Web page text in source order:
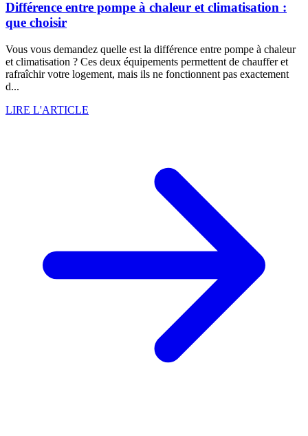
Différence entre pompe à chaleur et climatisation :
que choisir
Vous vous demandez quelle est la différence entre pompe à chaleur
et climatisation ? Ces deux équipements permettent de chauffer et
rafraîchir votre logement, mais ils ne fonctionnent pas exactement
d...
LIRE L'ARTICLE